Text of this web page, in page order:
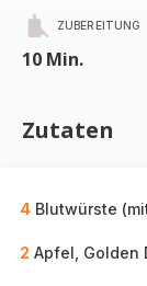
ZUBEREITUNG
10 Min.
Zutaten
4 Blutwürste
2 Apfel, Golden